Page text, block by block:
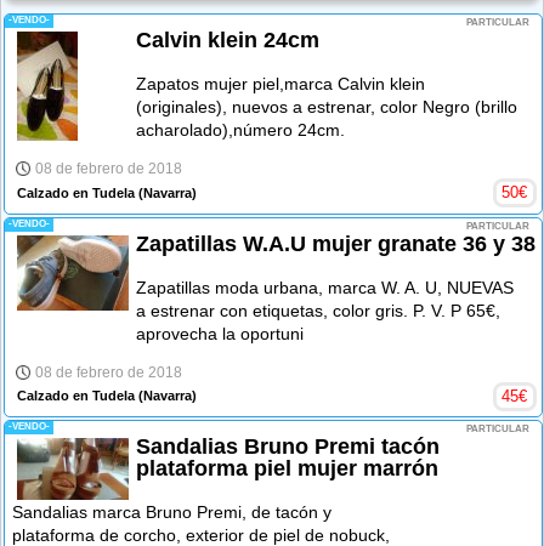
-VENDO- PARTICULAR
Calvin klein 24cm
Zapatos mujer piel,marca Calvin klein
(originales), nuevos a estrenar, color Negro (brillo
acharolado),número 24cm.
08 de febrero de 2018
Calzado en Tudela (Navarra) 50€
-VENDO- PARTICULAR
Zapatillas W.A.U mujer granate 36 y 38
Zapatillas moda urbana, marca W. A. U, NUEVAS
a estrenar con etiquetas, color gris. P. V. P 65€,
aprovecha la oportuni
08 de febrero de 2018
Calzado en Tudela (Navarra) 45€
-VENDO- PARTICULAR
Sandalias Bruno Premi tacón
plataforma piel mujer marrón
Sandalias marca Bruno Premi, de tacón y
plataforma de corcho, exterior de piel de nobuck,